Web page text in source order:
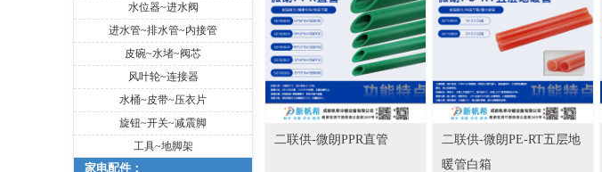
二联供-微朗PPR直管
二联供-微朗PE-RT五层地
暖管白箱
水位器~进水阀
进水管~排水管~内接管
皮碗~水堵~阀芯
风叶轮~连接器
水桶~皮带~压衣片
旋钮~开关~减震脚
工具~地脚架
家电配件：